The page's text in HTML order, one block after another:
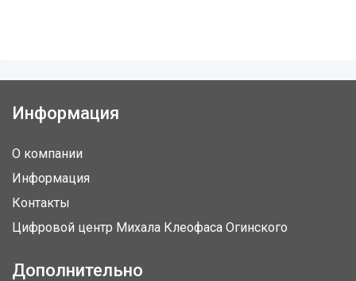
Информация
О компании
Информация
Контакты
Цифровой центр Михала Клеофаса Огинского
Дополнительно